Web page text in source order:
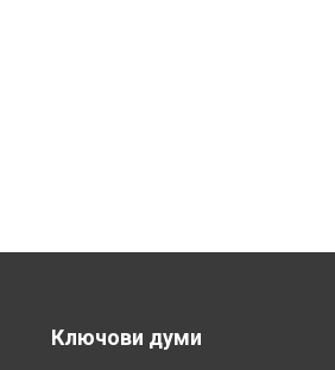
Ключови думи